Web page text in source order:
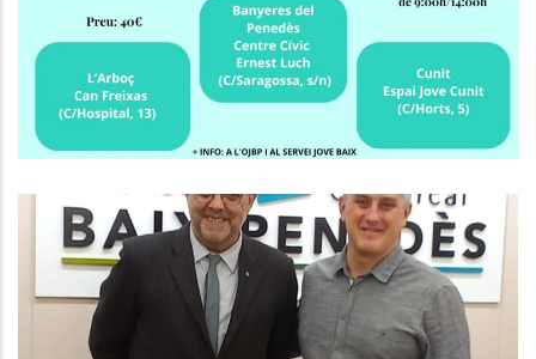
Joventut
El President Del Consell Comarcal
Del Baix Penedès Es Reuneix Amb